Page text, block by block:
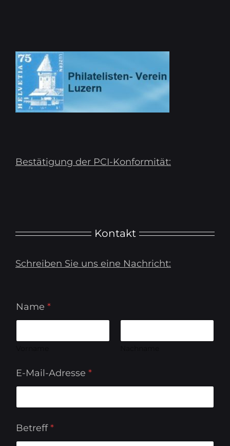
Bestätigung der PCI-Konformität:
Kontakt
Schreiben Sie uns eine Nachricht:
*
E
M
l
-
A
r
s
Name *
E-Mail-Adresse *
Betreff*